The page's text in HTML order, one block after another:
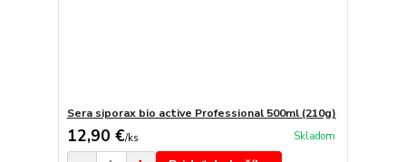
Sera siporax bio active Professional 500ml (210g)
12,90 €/ks Skladom